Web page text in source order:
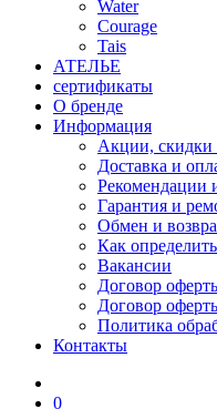
Water
Courage
Tais
АТЕЛЬЕ
сертификаты
О бренде
Информация
Акции, скидки
Доставка и
Рекомендации
Гарантия и
Обмен и
Как
Вакансии
Договор
Договор
Политика
Контакты
0